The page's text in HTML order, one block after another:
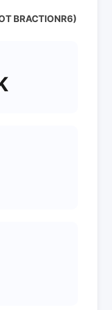
BRACTIONR6)